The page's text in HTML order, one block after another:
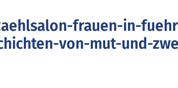
frauen-in-
von-mut-und-